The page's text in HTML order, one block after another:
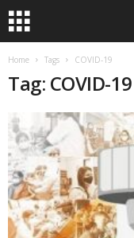
Home Tags COVID-19
Tag: COVID-19